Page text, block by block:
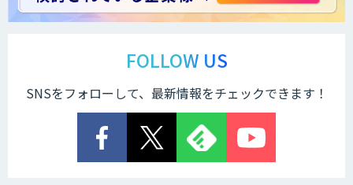
FOLLOW US
SNSをフォローして、最新情報をチェックできます！